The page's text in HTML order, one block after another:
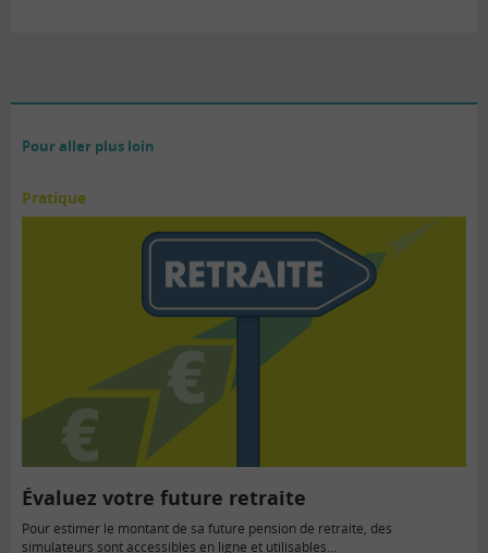
Pour aller plus loin
Pratique
Évaluez votre future retraite
Pour estimer le montant de sa future pension de retraite, des
simulateurs sont accessibles en ligne et utilisables…